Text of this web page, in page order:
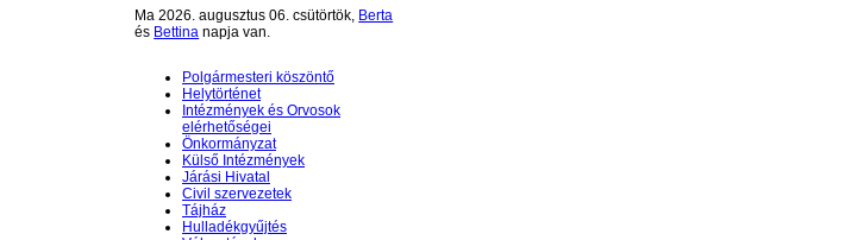
Ma 2026. augusztus 06. csütörtök, Berta
és Bettina napja van.
Polgármesteri köszöntő
Helytörténet
Intézmények és Orvosok
elérhetőségei
Önkormányzat
Külső Intézmények
Járási Hivatal
Civil szervezetek
Tájház
Hulladékgyűjtés